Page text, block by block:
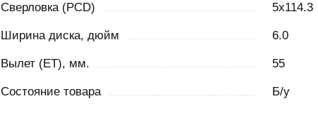
Сверловка (PCD) 5x114.3
Ширина диска, дюйм 6.0
Вылет (ET), мм. 55
Состояние товара Б/у